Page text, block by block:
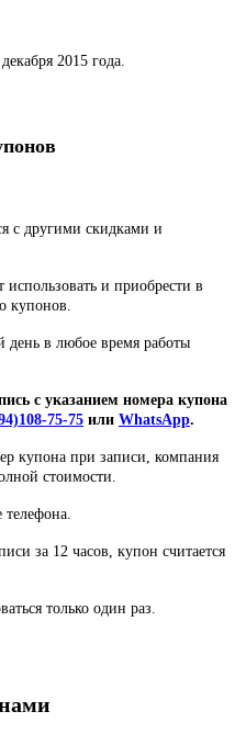
2015 года.
с другими скидками и
и приобрести в
купонов.
в любое время работы
с указанием номера купона
75-75 или WhatsApp.
купона при записи, компания
стоимости.
за 12 часов, купон считается
только один раз.